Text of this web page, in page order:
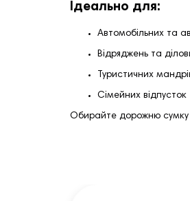
Ідеально для:
Автомобільних та
Відряджень та
Туристичних
Сімейних відпусток
Обирайте дорожню сумку